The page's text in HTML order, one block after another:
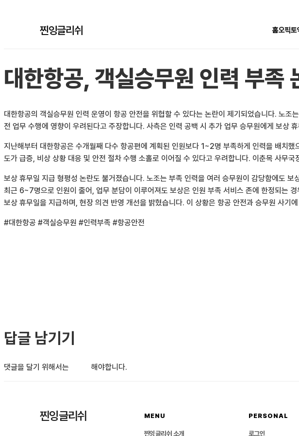
찐잉글리쉬 홈오픽토
대한항공, 객실승무원 인력 부족
대한항공의 객실승무원 인력 운영이 항공 안전을 위협할 수 있다는 논란이 제기되었습니다. 노
전 업무 수행에 영향이 우려된다고 주장합니다. 사측은 인력 공백 시 추가 업무 승무원에게 보상
지난해부터 대한항공은 수개월째 다수 항공편에 계획된 인원보다 1~2명 부족하게 인력을 배치
도가 급증, 비상 상황 대응 및 안전 절차 수행 소홀로 이어질 수 있다고 우려합니다. 이춘목 사무
보상 휴무일 지급 형평성 논란도 불거졌습니다. 노조는 부족 인력을 여러 승무원이 감당함에도
최근 6~7명으로 인원이 줄어, 업무 분담이 이루어져도 보상은 인원 부족 서비스 존에 한정되는
보상 휴무일을 지급하며, 현장 의견 반영 개선을 밝혔습니다. 이 상황은 항공 안전과 승무원 사기
#대한항공 #객실승무원 #인력부족 #항공안전
답글 남기기
댓글을 달기 위해서는 해야합니다.
찐잉글리쉬 MENU
찐잉글리쉬 소개
PERSONAL
로그인